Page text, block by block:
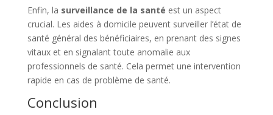
Enfin, la surveillance de la santé est un aspect
crucial. Les aides à domicile peuvent surveiller l’état de
santé général des bénéficiaires, en prenant des signes
vitaux et en signalant toute anomalie aux
professionnels de santé. Cela permet une intervention
rapide en cas de problème de santé.
Conclusion